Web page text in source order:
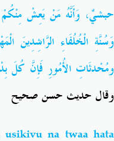
حبشيٌ، وَأَنَّهُ مَنْ يَعِشْ مِنْكُمْ
وَسُنَّةِ الْخُلُفَاءِ الرَّاشِدِينَ
ومُحْدثَاتِ الأُمُورِ فَإِنَّ كُلَ
وقال حديث حسن صحيح
usikivu na twaa hata